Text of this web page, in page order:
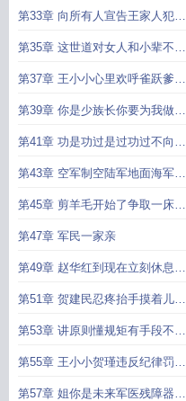
血的小蠢货不会恋爱脑吧
第33章 向所有人宣告王家人犯错
王家自己先打绝不包庇
第35章 这世道对女人和小辈不宽
容没有必要惹上一身骚明白吗
第37章 王小小心里欢呼雀跃爹是
家里最能吃得出任务省口粮
第39章 你是少族长你要为我做主
五哥骗我小小你要为我做主
第41章 功是功过是过功过不向抵
这一点绝对不许变
第43章 空军制空陆军地面海军守
海疆火箭军镇住场子
第45章 剪羊毛开始了争取一床羊
毛被
第47章 军民一家亲
第49章 赵华红到现在立刻休息三
天后再练这是命令
第51章 贺建民忍疼抬手摸着儿子
的脑袋呲牙 你这个爹有几个
第53章 讲原则懂规矩有手段不吃
亏
第55章 王小小贺瑾违反纪律罚扫
猪圈一个月
第57章 姐你是未来军医残障器械